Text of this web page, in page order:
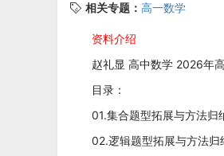
相关专题： 高一数学
资料介绍
赵礼显 高中数学 2026年
目录：
01.集合题型拓展与方法归
02.逻辑题型拓展与方法